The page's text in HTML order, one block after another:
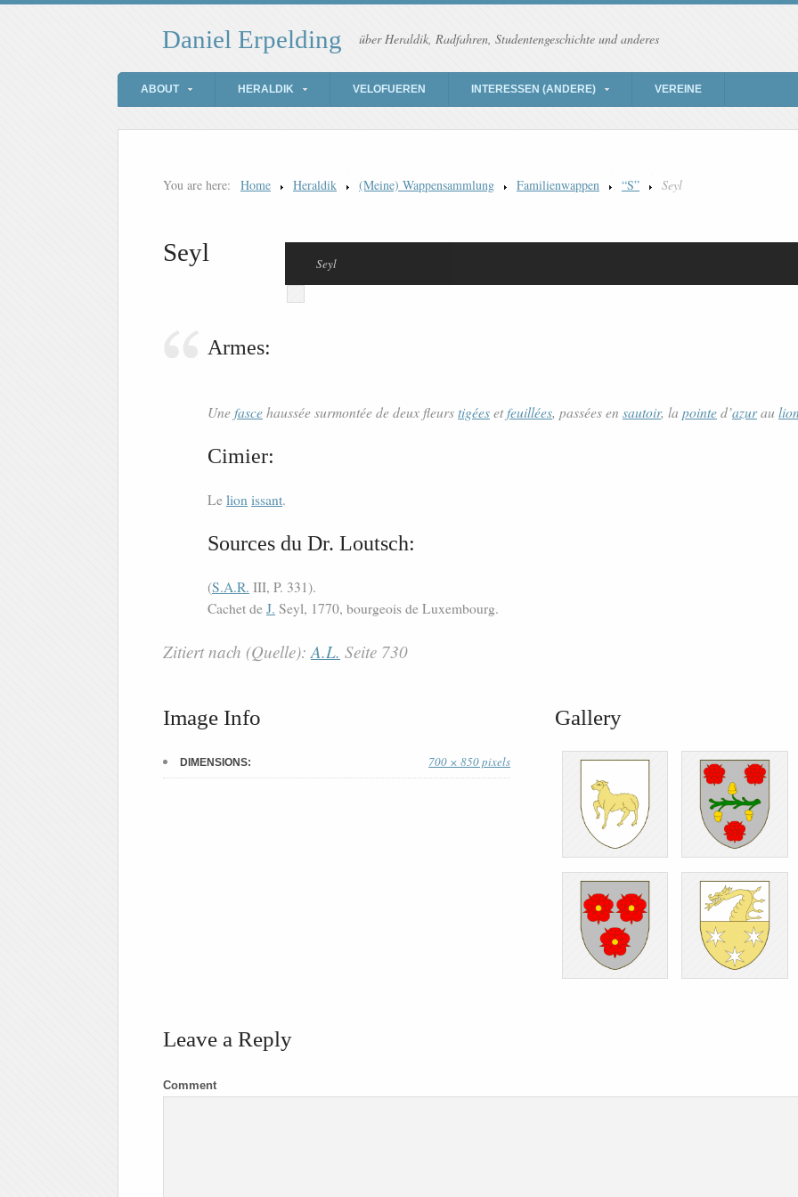
Daniel Erpelding über Heraldik, Radfahren, Studentengeschichte und anderes
ABOUT HERALDIK VELOFUEREN INTERESSEN (ANDERE) VEREINE
You are here: Home Heraldik (Meine) Wappensammlung Familienwappen “S” Seyl
Seyl Seyl
Armes:
Unefascehaussée surmontée de deux fleurstigéesetfeuillées, passées en sautoir, la pointed’azurau
Cimier:
Le lion issant.
Sources du Dr. Loutsch:
(S.A.R. III, P. 331).
Cachet de J. Seyl, 1770, bourgeois de Luxembourg.
Zitiert nach (Quelle):A.L. Seite 730
Image Info
DIMENSIONS: 700 × 850 pixels
Gallery
Leave a Reply
Comment